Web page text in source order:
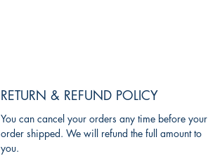
RETURN & REFUND POLICY
You can cancel your orders any time before your
order shipped. We will refund the full amount to
you.